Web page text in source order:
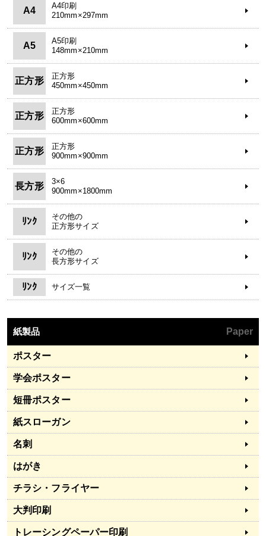
A4
A4印刷
210mm×297mm
A5
A5印刷
148mm×210mm
正方形
正方形
450mm×450mm
正方形
正方形
600mm×600mm
正方形
正方形
900mm×900mm
長方形
3×6
900mm×1800mm
ﾘﾝｸ
その他の
正方形サイズ
ﾘﾝｸ
その他の
長方形サイズ
ﾘﾝｸ サイズ一覧
紙製品 Paper
ポスター
学会ポスター
短冊ポスター
紙スローガン
名刺
はがき
チラシ・フライヤー
大判印刷
トレーシングペーパー印刷